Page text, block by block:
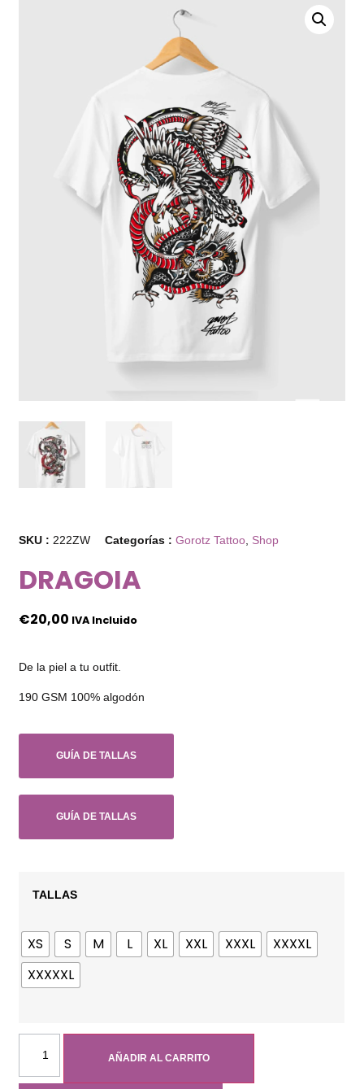
SKU : 222ZW Categorías :Gorotz Tattoo Shop
DRAGOIA
€20,00 IVA Incluido
De la piel a tu outfit.
190 GSM 100% algodón
GUÍA DE TALLAS
GUÍA DE TALLAS
TALLAS
XS S M L XL XXL XXXL
XXXXL
XXXXXL
AÑADIR AL CARRITO